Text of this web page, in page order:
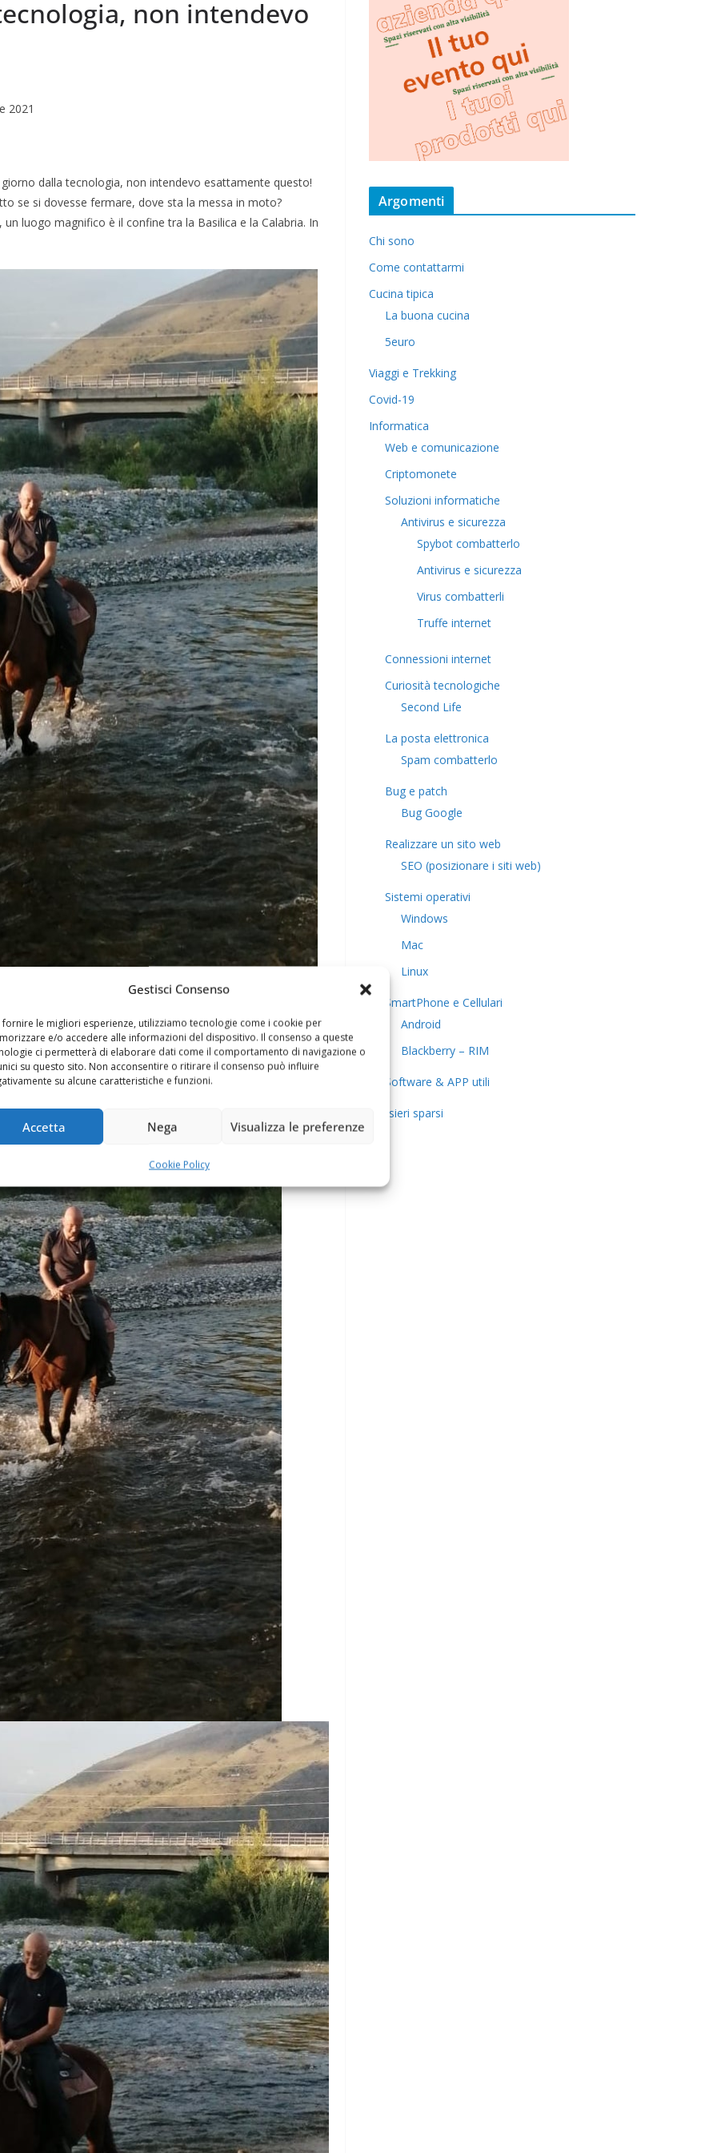
Gestisci Consenso
fornire le migliori esperienze, utilizziamo tecnologie come i cookie per
e/o accedere alle informazioni del dispositivo. Il consenso a queste
ci permetterà di elaborare dati come il comportamento di navigazione o
su questo sito. Non acconsentire o ritirare il consenso può influire
su alcune caratteristiche e funzioni.
Accetta Nega Visualizza le preferenze
Cookie Policy
non intendevo
2021
dalla tecnologia, non intendevo esattamente questo!
se si dovesse fermare, dove sta la messa in moto?
luogo magnifico è il confine tra la Basilica e la Calabria. In
Argomenti
Chi sono
Come contattarmi
Cucina tipica
La buona cucina
5euro
Viaggi e Trekking
Covid-19
Informatica
Web e comunicazione
Criptomonete
Soluzioni informatiche
Antivirus e sicurezza
Spybot combatterlo
Antivirus e sicurezza
Virus combatterli
Truffe internet
Connessioni internet
Curiosità tecnologiche
​Second Life
La posta elettronica
Spam combatterlo
Bug e patch
Bug Google
Realizzare un sito web
SEO (posizionare i siti web)
Sistemi operativi
Windows
Mac
Linux
SmartPhone e Cellulari
Android
Blackberry – RIM
Software & APP utili
Pensieri sparsi